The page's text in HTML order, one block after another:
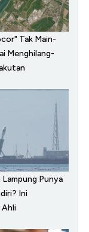
Tak Main-
Menghilang-
Lampung Punya
Ini
Ahli